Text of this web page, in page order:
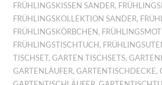
FRÜHLINGSKISSEN SANDER,
FRÜHLINGSKOLLEKTION SANDER,
FRÜHLINGSKÖRBCHEN ,
FRÜHLINGSTISCHTUCH ,
TISCHSET,GARTEN TISCHSETS,
GARTENLÄUFER,GARTENTISCHDECKE,